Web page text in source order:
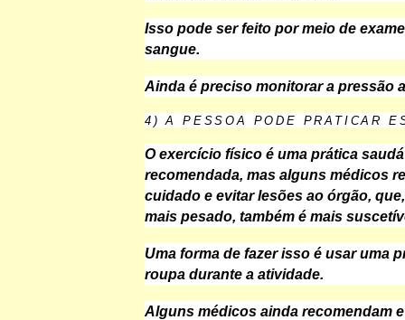
Isso pode ser feito por meio de
sangue.
Ainda é preciso monitorar a pressão
4) A PESSOA PODE PRATICAR
O exercício físico é uma prática
recomendada, mas alguns médicos
cuidado e evitar lesões ao órgão,
mais pesado, também é mais
Uma forma de fazer isso é usar uma
roupa durante a atividade.
Alguns médicos ainda recomendam